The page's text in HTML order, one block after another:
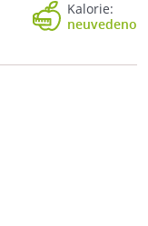
Kalorie:
neuvedeno